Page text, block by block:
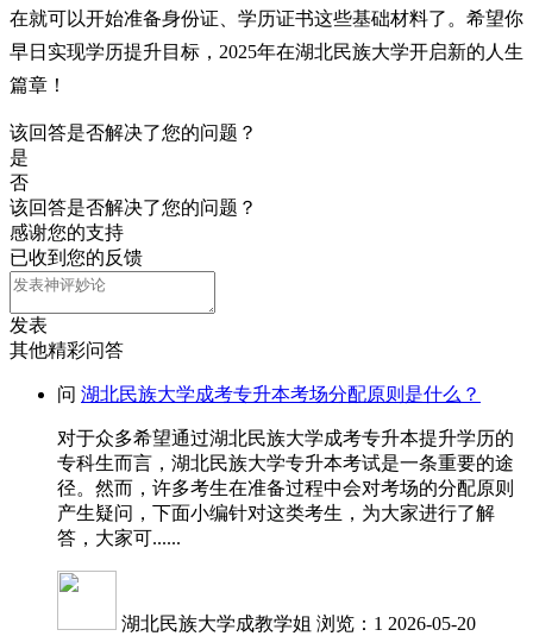
在就可以开始准备身份证、学历证书这些基础材料了。希望你
早日实现学历提升目标，2025年在湖北民族大学开启新的人生
篇章！
该回答是否解决了您的问题？
是
否
该回答是否解决了您的问题？
感谢您的支持
已收到您的反馈
发表
其他精彩问答
问 湖北民族大学成考专升本考场分配原则是什么？
对于众多希望通过湖北民族大学成考专升本提升学历的
专科生而言，湖北民族大学专升本考试是一条重要的途
径。然而，许多考生在准备过程中会对考场的分配原则
产生疑问，下面小编针对这类考生，为大家进行了解
答，大家可......
湖北民族大学成教学姐 浏览：1 2026-05-20